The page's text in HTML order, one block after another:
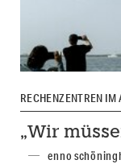
RECHENZENTREN IM
„Wir
enno